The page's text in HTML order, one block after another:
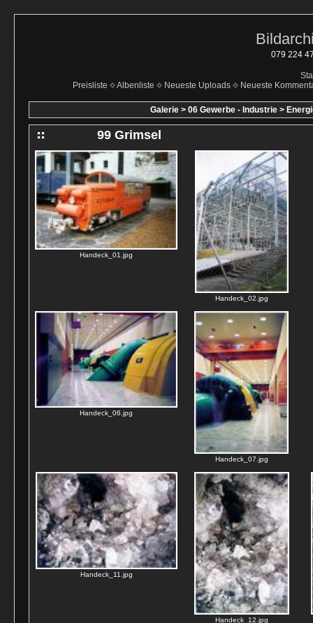
079 224
Preisliste
Albenliste Neueste Uploads Neueste
Galerie> 06 Gewerbe - Industrie>
99 Grimsel
Handeck_01.jpg
Handeck_02.jpg
Handeck_06.jpg
Handeck_07.jpg
Handeck_11.jpg
Handeck_12.jpg